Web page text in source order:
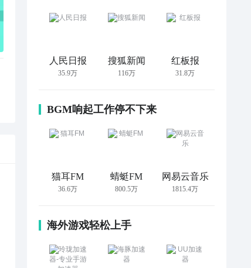
人民日报
35.9万
搜狐新闻
116万
红板报
31.8万
BGM响起工作停不下来
猫耳FM
36.6万
蜻蜓FM
800.5万
网易云音乐
1815.4万
海外游戏轻松上手